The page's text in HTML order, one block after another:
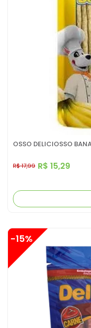
OSSO DELICIOSSO
R$ 15,29
R$ 17,99
-15%